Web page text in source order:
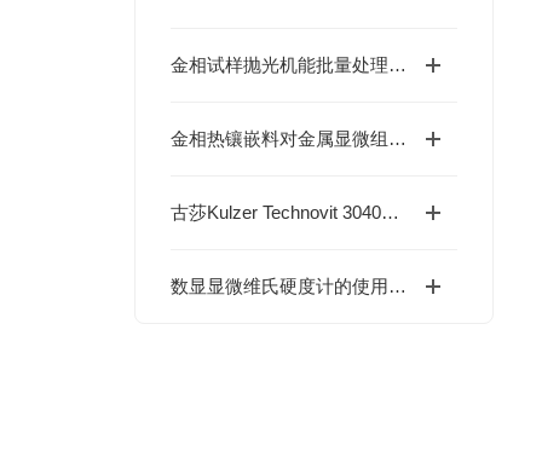
金相试样抛光机能批量处理多个试样
金相热镶嵌料对金属显微组织分析的影响
古莎Kulzer Technovit 3040硅胶印模树脂
数显显微维氏硬度计的使用方法非常简单，一看就会